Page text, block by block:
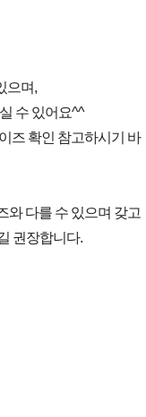
으며,
수 있어요^^
즈 확인 참고하시기 바
와 다를 수 있으며 갖고
권장합니다.